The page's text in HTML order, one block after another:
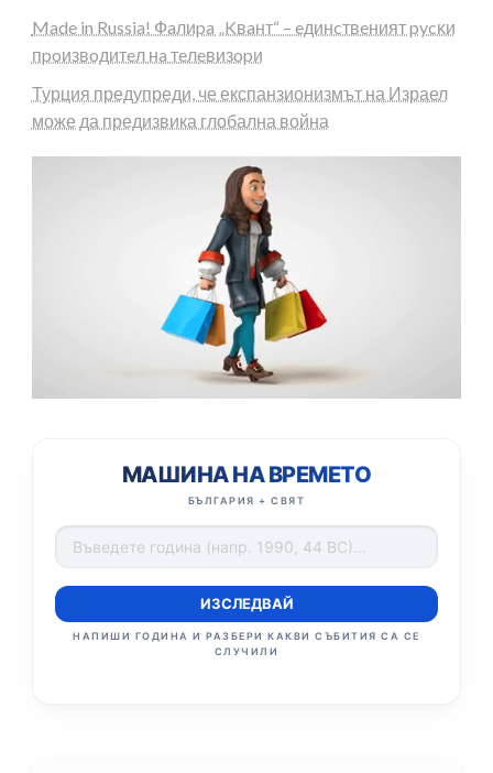
Made in Russia! Фaлиpa „Kвaнт“ – eдинcтвeният pycĸи
пpoизвoдитeл нa тeлeвизopи
Турция предупреди, че експанзионизмът на Израел
може да предизвика глобална война
МАШИНА НА ВРЕМЕТО
БЪЛГАРИЯ + СВЯТ
ИЗСЛЕДВАЙ
НАПИШИ ГОДИНА И РАЗБЕРИ КАКВИ СЪБИТИЯ СА СЕ
СЛУЧИЛИ